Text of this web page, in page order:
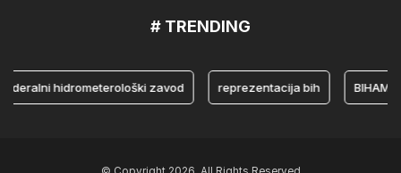
# TRENDING
hidrometerološki zavod reprezentacija bih BIHAMK